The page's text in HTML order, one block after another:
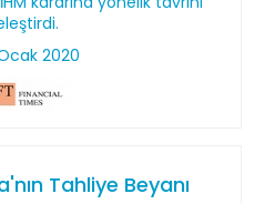
2020
Tahliye Beyanı